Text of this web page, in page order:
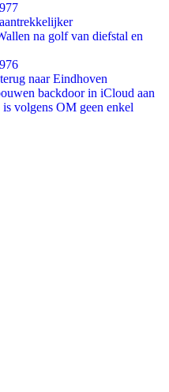
na golf van diefstal en
naar Eindhoven
backdoor in iCloud aan
volgens OM geen enkel